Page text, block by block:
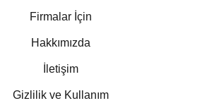
Firmalar İçin
Hakkımızda
İletişim
Gizlilik ve Kullanım